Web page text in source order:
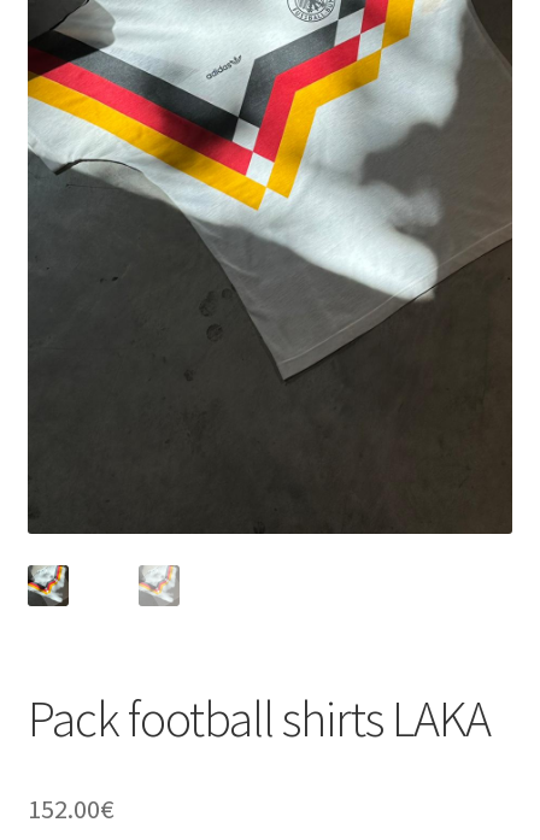
Pack football shirts LAKA
152.00€